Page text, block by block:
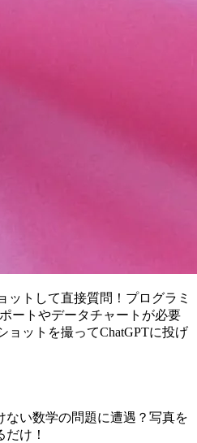
ットして直接質問！プログラミ
ートやデータチャートが必要
ョットを撮ってChatGPTに投げ
ない数学の問題に遭遇？写真を
け！